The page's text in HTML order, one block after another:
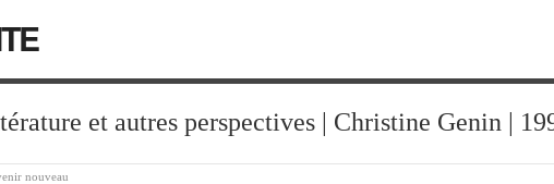
et autres perspectives | Christine Genin |
nouveau